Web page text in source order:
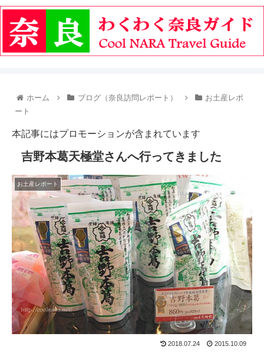
ホーム ブログ（奈良訪問レポート）
お土産レポ
ート
本記事にはプロモーションが含まれています
吉野本葛天極堂さんへ行ってきました
お土産レポート
2018.07.24 2015.10.09